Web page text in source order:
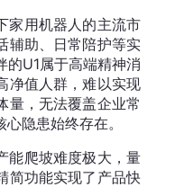
家用机器人的主流市
辅助、日常陪护等实
的U1属于高端精神消
净值人群，难以实现
量，无法覆盖企业常
隐患始终存在。
能爬坡难度极大，量
简功能实现了产品快